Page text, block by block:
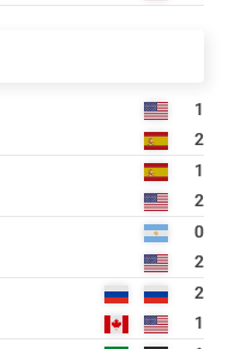
1
2
1
2
0
2
2
1